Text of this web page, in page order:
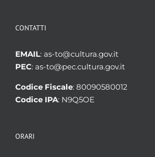
CONTATTI
EMAIL: as-to@cultura.gov.it
PEC: as-to@pec.cultura.gov.it
Codice Fiscale: 80090580012
Codice IPA: N9Q5OE
ORARI